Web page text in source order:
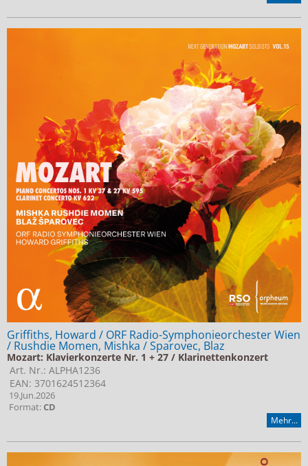
Griffiths, Howard / ORF Radio-Symphonieorchester Wien
/ Rushdie Momen, Mishka / Sparovec, Blaz
Mozart: Klavierkonzerte Nr. 1 + 27 / Klarinettenkonzert
Art. Nr.: ALPHA1236
EAN: 3701624512364
19.Jun.2026
Format:CD
Mehr...